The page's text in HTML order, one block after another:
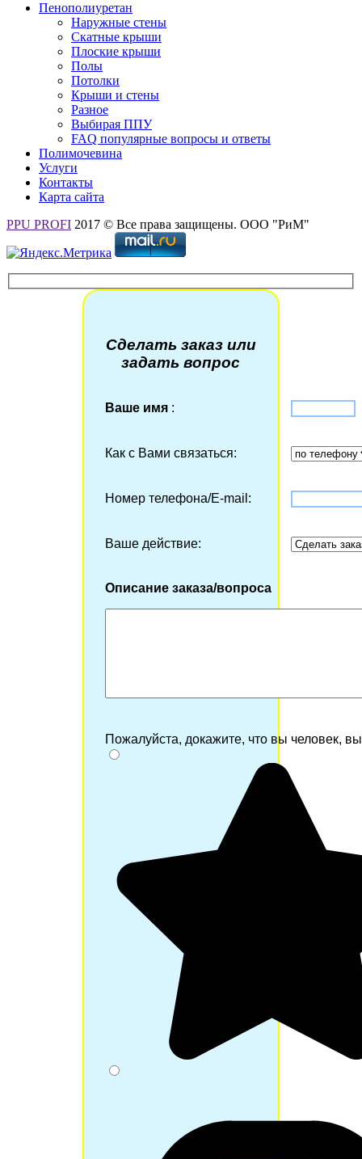
Пенополиуретан
Наружные стены
Скатные крыши
Плоские крыши
Полы
Потолки
Крыши и стены
Разное
Выбирая ППУ
FAQ популярные вопросы и ответы
Полимочевина
Услуги
Контакты
Карта сайта
PPU PROFI 2017 © Все права защищены. ООО "РиМ"
Сделать заказ или
задать вопрос
Ваше имя:
Как с Вами связаться:
Номер телефона/Е-mail:
Ваше действие:
Описание заказа/вопроса
Пожалуйста, докажите, что вы человек,